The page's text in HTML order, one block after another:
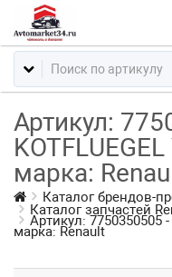
Артикул:
марка:
Каталог брендов-
Каталог запчастей
Артикул: 7750350505 -
марка: Renault